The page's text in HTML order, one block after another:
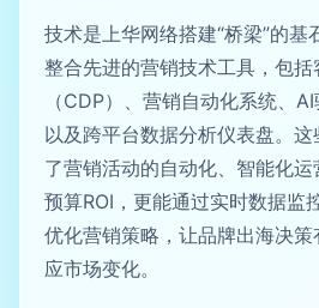
技术是上华网络搭建“桥梁”的基
整合先进的营销技术工具，包括
（CDP）、营销自动化系统、
以及跨平台数据分析仪表盘。
了营销活动的自动化、智能化
预算ROI，更能通过实时数据监
优化营销策略，让品牌出海决策
应市场变化。